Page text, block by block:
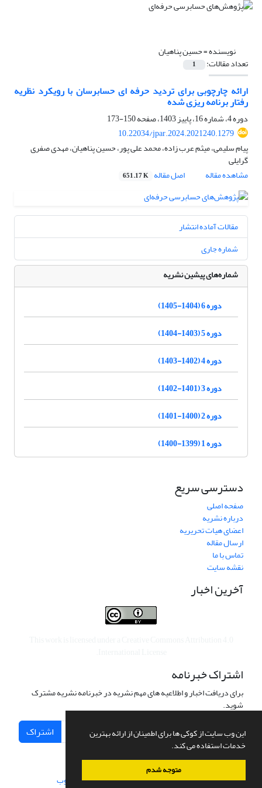
این وب سایت از کوکی ها برای اطمینان از ارائه بهترین
خدمات استفاده می کند.
متوجه شدم
نویسنده =حسین پناهیان
تعداد مقالات: 1
ارائه چارچوبی برای تردید حرفه ای حسابرسان با رویکرد نظریه
رفتار برنامه ریزی شده
دوره 4، شماره 16، پاییز 1403، صفحه
150-173
10.22034/jpar.2024.2021240.1279
پیام سلیمی، میثم عرب زاده، محمد علی پور، حسین پناهیان، مهدی صفری
گرایلی
مشاهده مقاله
اصل مقاله 651.17 K
مقالات آماده انتشار
شماره جاری
شماره‌های پیشین نشریه
دوره 6 (1404-1405)
دوره 5 (1403-1404)
دوره 4 (1402-1403)
دوره 3 (1401-1402)
دوره 2 (1400-1401)
دوره 1 (1399-1400)
دسترسی سریع
صفحه اصلی
درباره نشریه
اعضای هیات تحریریه
ارسال مقاله
تماس با ما
نقشه سایت
آخرین اخبار
اشتراک خبرنامه
برای دریافت اخبار و اطلاعیه های مهم نشریه در خبرنامه نشریه مشترک
شوید.
اشتراک
سامانه مدیریت نشریات علمی.طراحی و پیاده سازی از سیناوب